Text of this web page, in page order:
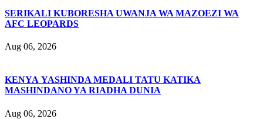
SERIKALI KUBORESHA UWANJA WA MAZOEZI WA
AFC LEOPARDS
Aug 06, 2026
KENYA YASHINDA MEDALI TATU KATIKA
MASHINDANO YA RIADHA DUNIA
Aug 06, 2026